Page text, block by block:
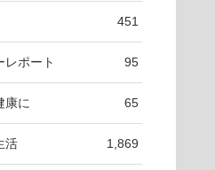
451
レポート 95
康に 65
活 1,869